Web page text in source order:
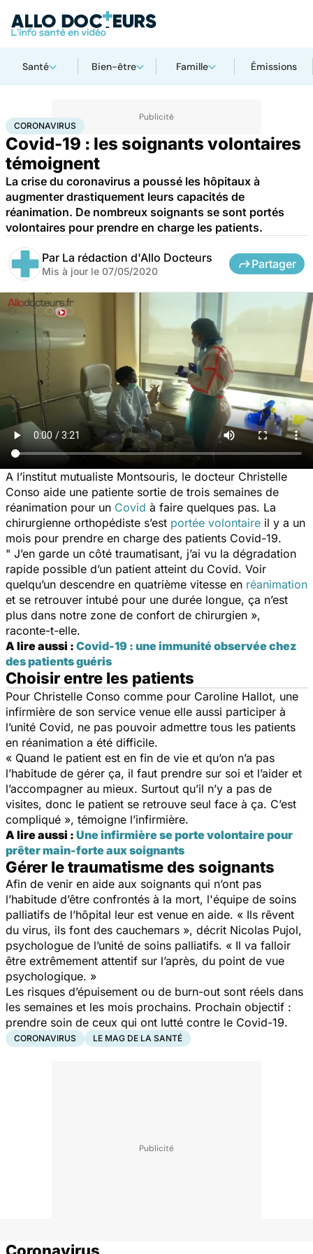
Santé Bien-être Famille Émissions
AccueilSantéMaladies Coronavirus
CORONAVIRUS
Covid-19 : les soignants volontaires
témoignent
La crise du coronavirus a poussé les hôpitaux à
augmenter drastiquement leurs capacités de
réanimation. De nombreux soignants se sont portés
volontaires pour prendre en charge les patients.
Par La rédaction d'Allo Docteurs
Mis à jour le 07/05/2020
Partager
A l’institut mutualiste Montsouris, le docteur Christelle
Conso aide une patiente sortie de trois semaines de
réanimation pour un Covid à faire quelques pas. La
chirurgienne orthopédiste s’est portée volontaire il y a un
mois pour prendre en charge des patients Covid-19.
" J’en garde un côté traumatisant, j’ai vu la dégradation
rapide possible d’un patient atteint du Covid. Voir
quelqu’un descendre en quatrième vitesse en réanimation
et se retrouver intubé pour une durée longue, ça n’est
plus dans notre zone de confort de chirurgien »,
raconte-t-elle.
A lire aussi : Covid-19 : une immunité observée chez
des patients guéris
Choisir entre les patients
Pour Christelle Conso comme pour Caroline Hallot, une
infirmière de son service venue elle aussi participer à
l’unité Covid, ne pas pouvoir admettre tous les patients
en réanimation a été difficile.
« Quand le patient est en fin de vie et qu’on n’a pas
l’habitude de gérer ça, il faut prendre sur soi et l’aider et
l’accompagner au mieux. Surtout qu’il n’y a pas de
visites, donc le patient se retrouve seul face à ça. C’est
compliqué », témoigne l’infirmière.
A lire aussi : Une infirmière se porte volontaire pour
prêter main-forte aux soignants
Gérer le traumatisme des soignants
Afin de venir en aide aux soignants qui n’ont pas
l’habitude d’être confrontés à la mort, l'équipe de soins
palliatifs de l’hôpital leur est venue en aide. « Ils rêvent
du virus, ils font des cauchemars », décrit Nicolas Pujol,
psychologue de l’unité de soins palliatifs. « Il va falloir
être extrêmement attentif sur l’après, du point de vue
psychologique. »
Les risques d’épuisement ou de burn-out sont réels dans
les semaines et les mois prochains. Prochain objectif :
prendre soin de ceux qui ont lutté contre le Covid-19.
CORONAVIRUS LE MAG DE LA SANTÉ